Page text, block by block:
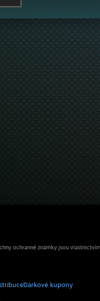
ochranné známky jsou
Dárkové kupony